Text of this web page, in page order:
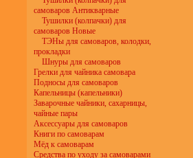
самоваров Антикварные
Тушилки (колпачки) для
самоваров Новые
ТЭНы для самоваров, колодки,
прокладки
Шнуры для самоваров
Грелки для чайника самовара
Подносы для самоваров
Капельницы (капельники)
Заварочные чайники, сахарницы,
чайные пары
Аксессуары для самоваров
Книги по самоварам
Мёд к самоварам
Средства по уходу за самоварами